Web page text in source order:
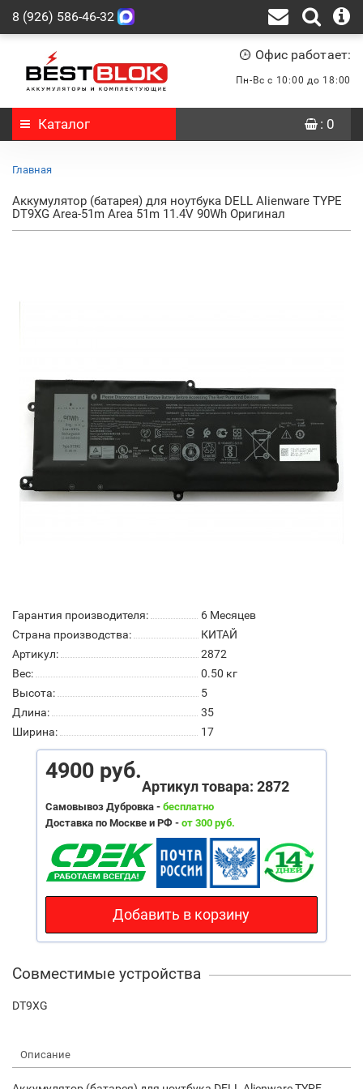
8 (926) 586-46-32
Офис работает:
Пн-Вс с 10:00 до 18:00
Каталог : 0
Главная
Аккумулятор (батарея) для ноутбука DELL Alienware TYPE
DT9XG Area-51m Area 51m 11.4V 90Wh Оригинал
Гарантия производителя:
6 Месяцев
Страна производства:
КИТАЙ
Артикул:
2872
Вес:
0.50 кг
Высота:
5
Длина:
35
Ширина:
17
4900 руб.
Артикул товара: 2872
Самовывоз Дубровка - бесплатно
Доставка по Москве и РФ - от 300 руб.
Добавить в корзину
Совместимые устройства
DT9XG
Описание